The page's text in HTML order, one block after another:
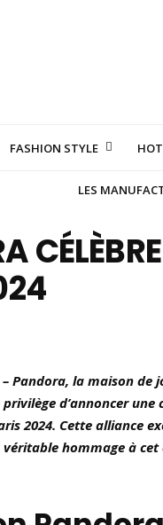
FASHION STYLE
LES
– Pandora, la maison
d’annoncer
2024. Cette alliance
hommage à